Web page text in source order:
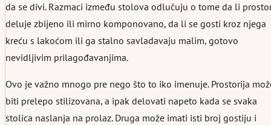
da se divi. Razmaci između stolova odlučuju o tome da li
deluje zbijeno ili mirno komponovano, da li se gosti kroz njega
kreću s lakoćom ili ga stalno savladavaju malim, gotovo
nevidljivim prilagođavanjima.
Ovo je važno mnogo pre nego što to iko imenuje. Prostorija
biti prelepo stilizovana, a ipak delovati napeto kada se svaka
stolica naslanja na prolaz. Druga može imati isti broj gostiju i